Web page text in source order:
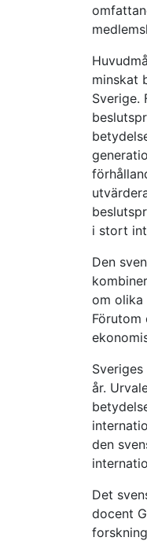
minskat
Sverige.
i stort
Den
om olika
Förutom
år.
den
Det
docent